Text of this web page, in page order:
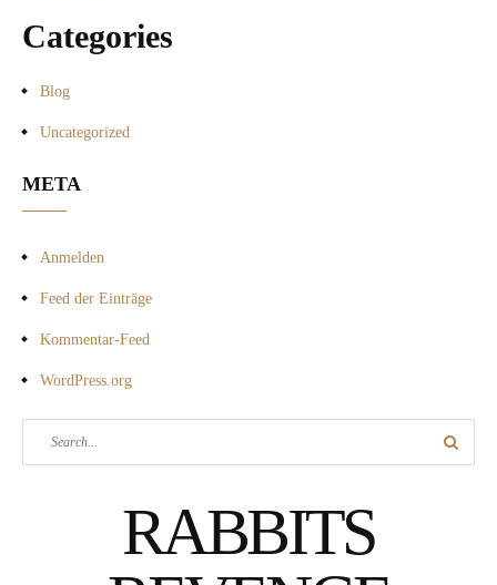
Categories
Blog
Uncategorized
META
Anmelden
Feed der Einträge
Kommentar-Feed
WordPress.org
for:
Search
RABBITS